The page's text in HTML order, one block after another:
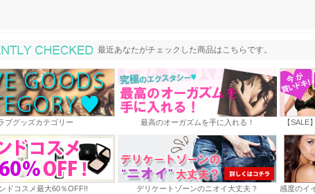
最近あなたがチェックした商品
最近あなたがチェックした商品はこちらです。
ブグッズカテゴリー 最高のオーガズムを手に入れる！ 【
ドコスメ最大60％OFF!! デリケートゾーンのニオイ大丈夫？ 感度のイ